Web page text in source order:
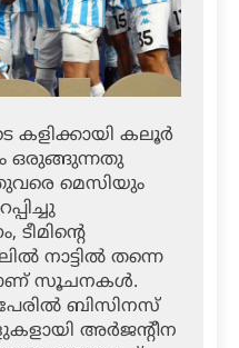
കളിക്കായി കലൂര്‍
ഒരുങ്ങുന്നതു
മെസിയും
ടീമിന്റെ
നാട്ടില്‍ തന്നെ
സൂചനകള്‍.
ബിസിനസ്
അര്‍ജന്റീന